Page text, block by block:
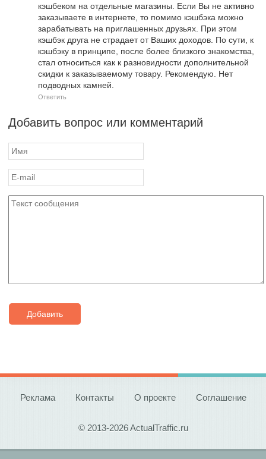
кэшбеком на отдельные магазины. Если Вы не активно
заказываете в интернете, то помимо кэшбэка можно
зарабатывать на приглашенных друзьях. При этом
кэшбэк друга не страдает от Ваших доходов. По сути, к
кэшбэку в принципе, после более близкого знакомства,
стал относиться как к разновидности дополнительной
скидки к заказываемому товару. Рекомендую. Нет
подводных камней.
Ответить
Добавить вопрос или комментарий
Добавить
Реклама Контакты О проекте Соглашение
© 2013-2026 ActualTraffic.ru